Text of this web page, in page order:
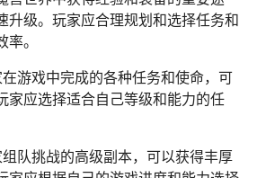
升级。玩家应合理规划和选择任务和
。
游戏中完成的各种任务和使命，可
家应选择适合自己等级和能力的任
队挑战的高级副本，可以获得丰厚